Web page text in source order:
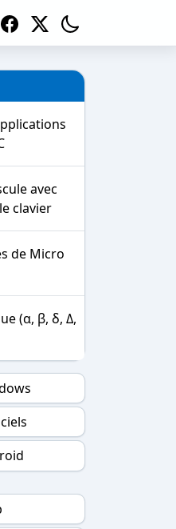
avec
clavier
de Micro
(α, β, δ, Δ,